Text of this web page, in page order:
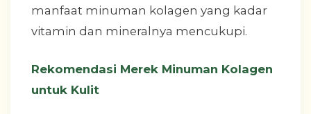
manfaat minuman kolagen yang kadar
vitamin dan mineralnya mencukupi.
Rekomendasi Merek Minuman Kolagen
untuk Kulit